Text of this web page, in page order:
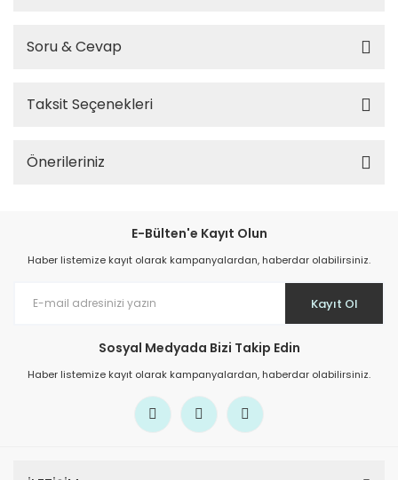
Soru & Cevap
Taksit Seçenekleri
Önerileriniz
E-Bülten'e Kayıt Olun
Haber listemize kayıt olarak kampanyalardan, haberdar olabilirsiniz.
Kayıt Ol
Sosyal Medyada Bizi Takip Edin
Haber listemize kayıt olarak kampanyalardan, haberdar olabilirsiniz.